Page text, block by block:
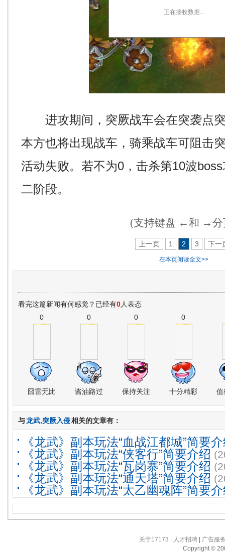
进攻期间，突厥战车会在突袭点突
本方也将出现战车，骑乘战车可阻击
活动失败。若不为0，击杀第10波
二阶段。
(支持键盘 ←和 →分
上一页 1 2 3 下一
在本页阅读全文>>
看完这篇新闻有何感觉？已经有0人表态
0
囧雷无比
0
酱油路过
0
保持关注
0
十分精彩 值
正在接收数据...
与龙武,突厥入侵相关的文章有：
《龙武》副本玩法“血战江都城”简要
《龙武》副本玩法“侠客行”简要介绍
《龙武》副本玩法“瓦岗寨”简要介绍
《龙武》副本玩法“通天塔”简要介绍
《龙武》副本玩法“太乙幽魂阵”简要
关于17173 人才招聘
广告服
Copyright ©